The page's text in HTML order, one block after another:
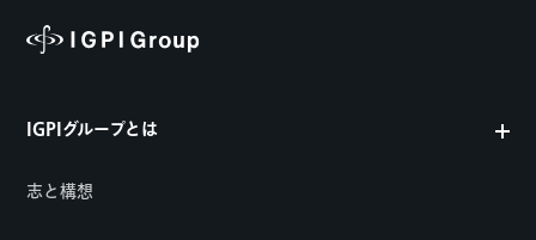
IGPIグループとは
志と構想